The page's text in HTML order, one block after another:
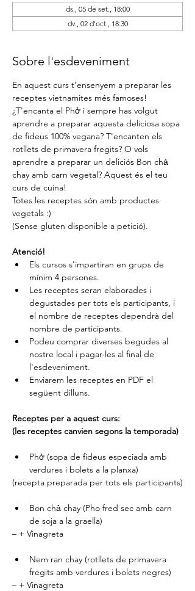
ds., 05 de set., 18:00
dv., 02 d’oct., 18:30
Sobre l'esdeveniment
En aquest curs t'ensenyem a preparar les
receptes vietnamites més famoses!
¿T'encanta el Phở i sempre has volgut
aprendre a preparar aquesta deliciosa sopa
de fideus 100% vegana? T'encanten els
rotllets de primavera fregits? O vols
aprendre a preparar un deliciós Bon chả
chay amb carn vegetal? Aquest és el teu
curs de cuina!
Totes les receptes són amb productes
vegetals :)
(Sense gluten disponible a petició).
Atenció!
Els cursos s'impartiran en grups de
mínim 4 persones.
Les receptes seran elaborades i
degustades per tots els participants, i
el nombre de receptes dependrà del
nombre de participants.
Podeu comprar diverses begudes al
nostre local i pagar-les al final de
l'esdeveniment.
Enviarem les receptes en PDF el
següent dilluns.
Receptes per a aquest curs:
(les receptes canvien segons la temporada)
Phở (sopa de fideus especiada amb
verdures i bolets a la planxa)
(recepta preparada per tots els participants)
Bon chả chay (Pho fred sec amb carn
de soja a la graella)
– + Vinagreta
Nem ran chay (rotllets de primavera
fregits amb verdures i bolets negres)
– + Vinagreta